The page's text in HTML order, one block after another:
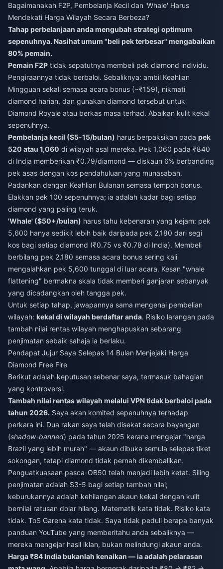
Bagaimanakah F2P, Pembelanja Kecil dan 'Whale' Harus
Mendekati Harga Wilayah Secara Berbeza?
Tahap perbelanjaan anda mengubah strategi optimum
sepenuhnya. Nasihat umum "beli pek terbesar" mengabaikan
80% pemain.
Pemain F2P tidak sepatutnya membeli pek diamond individu.
Pengiraannya tidak berbaloi. Sebaliknya: ambil Keahlian
Mingguan sekali semasa acara bonus (~₹159), nikmati
diamond harian, dan gunakan diamond tersebut untuk
Diamond Royale atau berkas masa terhad. Abaikan kulit kekal
sepenuhnya.
Pembelanja kecil ($5-15/bulan) harus berpaksikan pada pek
520 atau 1,060 di wilayah asal mereka. Pek 1,060 pada ₹840
di India memberikan ₹0.79/diamond — diskaun 6% berbanding
pek asas dengan kos pendahuluan yang munasabah.
Padankan dengan Keahlian Bulanan semasa tempoh bonus.
Elakkan pek 100 sepenuhnya; ia adalah kadar bagi setiap
diamond yang paling teruk.
'Whale' ($50+/bulan) harus tahu kebenaran yang kejam: pek
5,600 hanya sedikit lebih baik daripada pek 2,180 dari segi
kos bagi setiap diamond (₹0.75 vs ₹0.78 di India). Membeli
berbilang pek 2,180 semasa acara bonus sering kali
mengalahkan pek 5,600 tunggal di luar acara. Kesan "whale
flattening" bermakna skala tidak memberi ganjaran sebanyak
yang dicadangkan oleh tangga pek.
Untuk setiap tahap, jawapannya sama mengenai pembelian
wilayah: kekal di wilayah berdaftar anda. Risiko larangan pada
tambah nilai rentas wilayah menghapuskan sebarang
penjimatan sebaik sahaja ia berlaku.
Pendapat Jujur Saya Selepas 14 Bulan Menjejaki Harga
Diamond Free Fire
Berikut adalah keputusan sebenar saya, termasuk bahagian
yang kontroversi.
Tambah nilai rentas wilayah melalui VPN tidak berbaloi pada
tahun 2026. Saya akan komited sepenuhnya terhadap
perkara ini. Dua rakan saya telah disekat secara bayangan
(shadow-banned) pada tahun 2025 kerana mengejar "harga
Brazil yang lebih murah" — akaun dibuka semula selepas tiket
sokongan, tetapi diamond tidak pernah dikembalikan.
Penguatkuasaan pasca-OB50 telah menjadi lebih ketat. Siling
penjimatan adalah $3-5 bagi setiap tambah nilai;
keburukannya adalah kehilangan akaun kekal dengan kulit
bernilai ratusan dolar hilang. Matematik kata tidak. Risiko kata
tidak. ToS Garena kata tidak. Saya tidak peduli berapa banyak
panduan YouTube yang memberitahu anda sebaliknya —
mereka mengejar hasil iklan, bukan melindungi akaun anda.
Harga ₹84 India bukanlah kenaikan — ia adalah pelarasan